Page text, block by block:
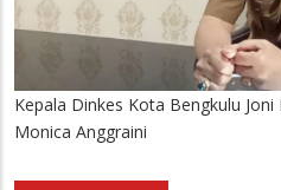
Kepala Dinkes Kota Bengkulu
Monica Anggraini